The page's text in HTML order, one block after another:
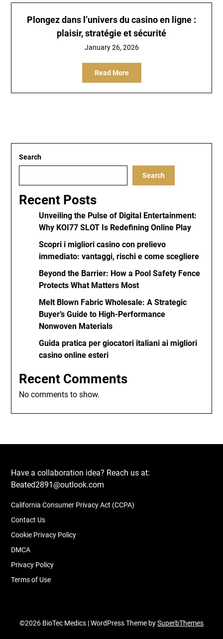
Plongez dans l’univers du casino en ligne :
plaisir, stratégie et sécurité
January 26, 2026
Read More
Search
Search
Recent Posts
Unveiling the Pulse of Digital Entertainment:
Why KOI77 SLOT Is Redefining Online Play
Scopri i migliori casino con prelievo
immediato: vantaggi, rischi e come scegliere
Beyond the Barrier: How a Pool Safety Fence
Protects What Matters Most
Melt Blown Fabric Wholesale: A Strategic
Buyer’s Guide to High-Performance
Nonwoven Materials
Guida pratica per giocatori italiani ai migliori
casino online esteri
Recent Comments
No comments to show.
Have a collaboration idea? Reach us at:
Beated2891@outlook.com
California Consumer Privacy Act (CCPA)
Contact Us
Cookie Privacy Policy
DMCA
Privacy Policy
Terms of Use
©2026 BioTec Medics | WordPress Theme bySuperbThemes